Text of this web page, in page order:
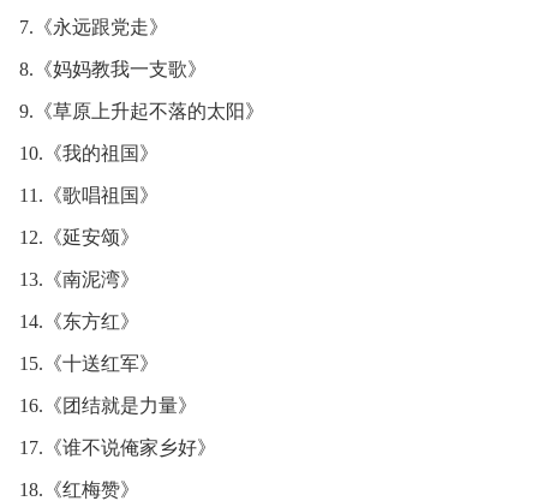
7.《永远跟党走》
8.《妈妈教我一支歌》
9.《草原上升起不落的太阳》
10.《我的祖国》
11.《歌唱祖国》
12.《延安颂》
13.《南泥湾》
14.《东方红》
15.《十送红军》
16.《团结就是力量》
17.《谁不说俺家乡好》
18.《红梅赞》